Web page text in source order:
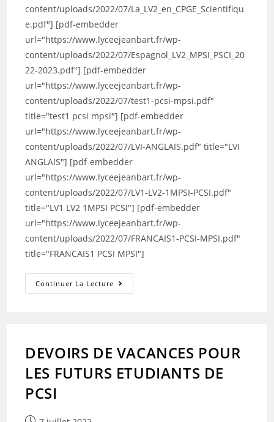
content/uploads/2022/07/La_LV2_en_CPGE_Scientifiqu
e.pdf"] [pdf-embedder
url="https://www.lyceejeanbart.fr/wp-
content/uploads/2022/07/Espagnol_LV2_MPSI_PSCI_20
22-2023.pdf"] [pdf-embedder
url="https://www.lyceejeanbart.fr/wp-
content/uploads/2022/07/test1-pcsi-mpsi.pdf"
title="test1 pcsi mpsi"] [pdf-embedder
url="https://www.lyceejeanbart.fr/wp-
content/uploads/2022/07/LVI-ANGLAIS.pdf" title="LVI
ANGLAIS"] [pdf-embedder
url="https://www.lyceejeanbart.fr/wp-
content/uploads/2022/07/LV1-LV2-1MPSI-PCSI.pdf"
title="LV1 LV2 1MPSI PCSI"] [pdf-embedder
url="https://www.lyceejeanbart.fr/wp-
content/uploads/2022/07/FRANCAIS1-PCSI-MPSI.pdf"
title="FRANCAIS1 PCSI MPSI"]
Continuer La Lecture DEVOIRS
DE
DEVOIRS DE VACANCES POUR
LES FUTURS ETUDIANTS DE
PCSI